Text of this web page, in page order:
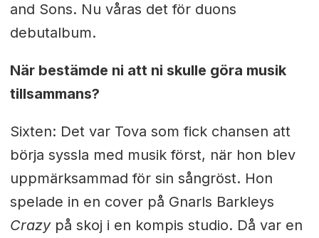
and Sons. Nu våras det för duons
debutalbum.
När bestämde ni att ni skulle göra musik
tillsammans?
Sixten: Det var Tova som fick chansen att
börja syssla med musik först, när hon blev
uppmärksammad för sin sångröst. Hon
spelade in en cover på Gnarls Barkleys
Crazypå skoj i en kompis studio. Då var en